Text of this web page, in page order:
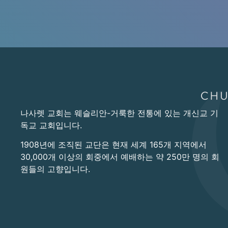
나사렛 교회는 웨슬리안-거룩한 전통에 있는 개신교 기
독교 교회입니다.
1908년에 조직된 교단은 현재 세계 165개 지역에서
30,000개 이상의 회중에서 예배하는 약 250만 명의 회
원들의 고향입니다.